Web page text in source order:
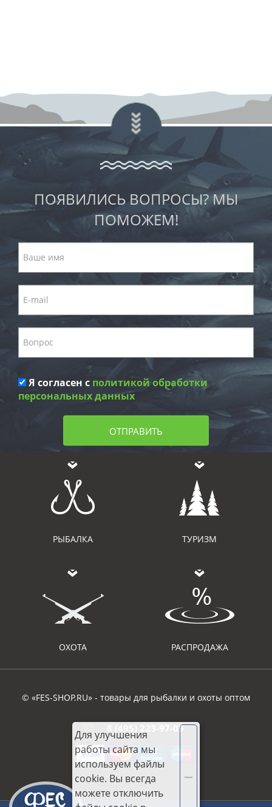
ПОЯВИЛИСЬ ВОПРОСЫ? МЫ
ПОМОЖЕМ!
Я согласен с политикой обработки
персональных данных
ОТПРАВИТЬ
РЫБАЛКА ТУРИЗМ
ОХОТА РАСПРОДАЖА
© «FES-SHOP.RU» - товары для рыбалки и охоты оптом
8 (495) 223-97-09
Для улучшения
работы сайта мы
используем файлы
cookie. Вы всегда
можете отключить
Хорошо